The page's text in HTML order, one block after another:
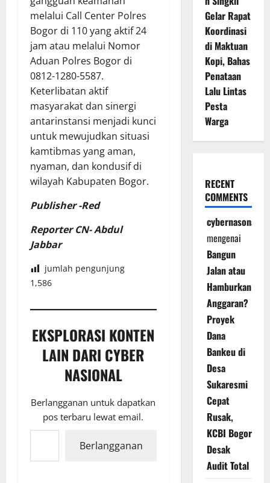
melalui Call Center Polres
Bogor di 110 yang aktif 24
jam atau melalui Nomor
Aduan Polres Bogor di
0812-1280-5587.
Keterlibatan aktif
masyarakat dan sinergi
antarinstansi menjadi kunci
untuk mewujudkan situasi
kamtibmas yang aman,
nyaman, dan kondusif di
wilayah Kabupaten Bogor.
Publisher -Red
Reporter CN- Abdul
Jabbar
jumlah pengunjung
1,586
EKSPLORASI KONTEN
LAIN DARI CYBER
NASIONAL
Berlangganan untuk dapatkan
pos terbaru lewat email.
Ketikkan email Anda...
Berlangganan
Gelar Rapat
Koordinasi
di Maktuan
Kopi, Bahas
Penataan
Lalu Lintas
Pesta
Warga
RECENT
COMMENTS
cybernasonal
mengenai
Bangun
Jalan atau
Hamburkan
Anggaran?
Proyek
Dana
Bankeu di
Desa
Sukaresmi
Cepat
Rusak,
KCBI Bogor
Desak
Audit Total